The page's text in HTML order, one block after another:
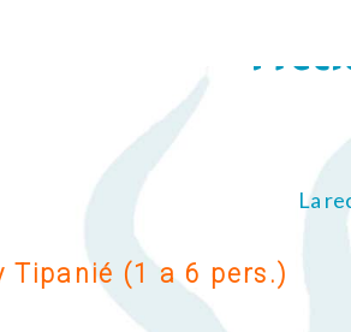
La
Tipanié (1 a 6 pers.)